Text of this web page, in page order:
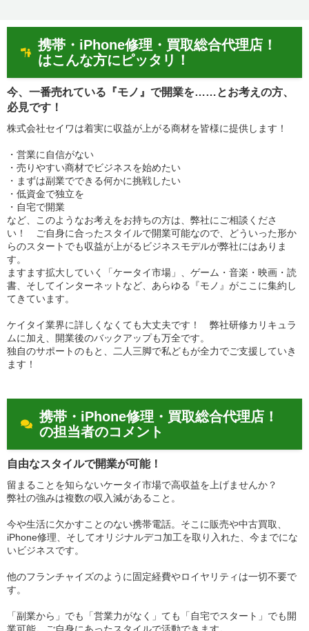
携帯・iPhone修理・買取総合代理店！
はこんな方にピッタリ！
今、一番売れている『モノ』で開業を……とお考えの方、
必見です！
株式会社セイワは着実に収益が上がる商材を皆様に提供します！
・営業に自信がない
・売りやすい商材でビジネスを始めたい
・まずは副業でできる何かに挑戦したい
・低資金で独立を
・自宅で開業
など、このようなお考えをお持ちの方は、弊社にご相談くださ
い！ ご自身に合ったスタイルで開業可能なので、どういった形か
らのスタートでも収益が上がるビジネスモデルが弊社にはありま
す。
ますます拡大していく「ケータイ市場」、ゲーム・音楽・映画・読
書、そしてインターネットなど、あらゆる『モノ』がここに集約し
てきています。
ケイタイ業界に詳しくなくても大丈夫です！ 弊社研修カリキュラ
ムに加え、開業後のバックアップも万全です。
独自のサポートのもと、二人三脚で私どもが全力でご支援していき
ます！
携帯・iPhone修理・買取総合代理店！
の担当者のコメント
自由なスタイルで開業が可能！
留まることを知らないケータイ市場で高収益を上げませんか？
弊社の強みは複数の収入減があること。
今や生活に欠かすことのない携帯電話。そこに販売や中古買取、
iPhone修理、そしてオリジナルデコ加工を取り入れた、今までにな
いビジネスです。
他のフランチャイズのように固定経費やロイヤリティは一切不要で
す。
「副業から」でも「営業力がなく」ても「自宅でスタート」でも開